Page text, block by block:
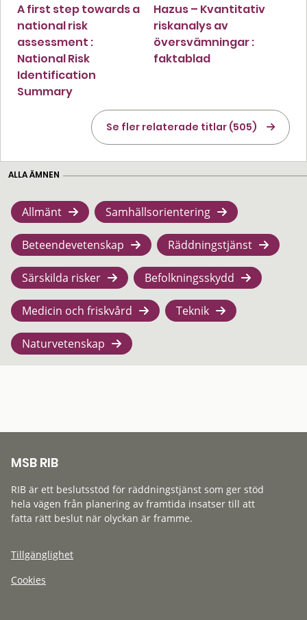
A first step towards a
national risk
assessment :
National Risk
Identification
Summary
Hazus – Kvantitativ
riskanalys av
översvämningar :
faktablad
Se fler relaterade titlar (505)
ALLA ÄMNEN
Allmänt Samhällsorientering
Beteendevetenskap Räddningstjänst
Särskilda risker Befolkningsskydd
Medicin och friskvård Teknik
Naturvetenskap
MSB RIB
RIB är ett beslutsstöd för räddningstjänst som ger stöd
hela vägen från planering av framtida insatser till att
fatta rätt beslut när olyckan är framme.
Tillgänglighet
Cookies